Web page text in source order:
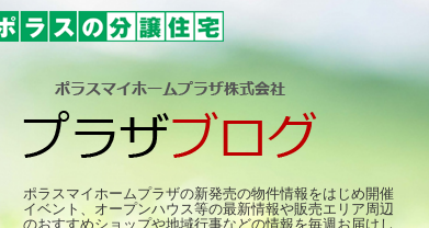
ポラスマイホームプラザの新発売の物件情報をはじめ開催
イベント、オープンハウス等の最新情報や販売エリア周辺
のおすすめショップや地域行事などの情報を毎週お届けし